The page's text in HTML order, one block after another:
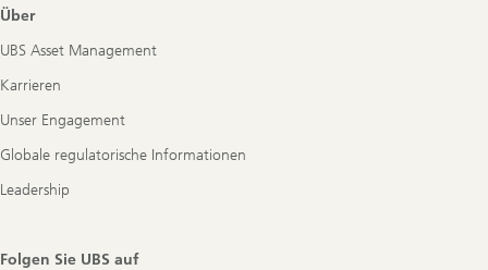
Über
UBS Asset Management
Karrieren
Unser Engagement
Globale regulatorische Informationen
Leadership
Folgen Sie UBS auf